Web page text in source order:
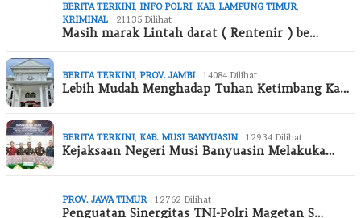
BERITA TERKINI, INFO POLRI, KAB. LAMPUNG TIMUR,
KRIMINAL
21135 Dilihat
Masih marak Lintah darat ( Rentenir ) be…
BERITA TERKINI, PROV. JAMBI 14084 Dilihat
Lebih Mudah Menghadap Tuhan Ketimbang Ka…
BERITA TERKINI, KAB. MUSI BANYUASIN 12934 Dilihat
Kejaksaan Negeri Musi Banyuasin Melakuka…
PROV. JAWA TIMUR 12762 Dilihat
Penguatan Sinergitas TNI-Polri Magetan S…